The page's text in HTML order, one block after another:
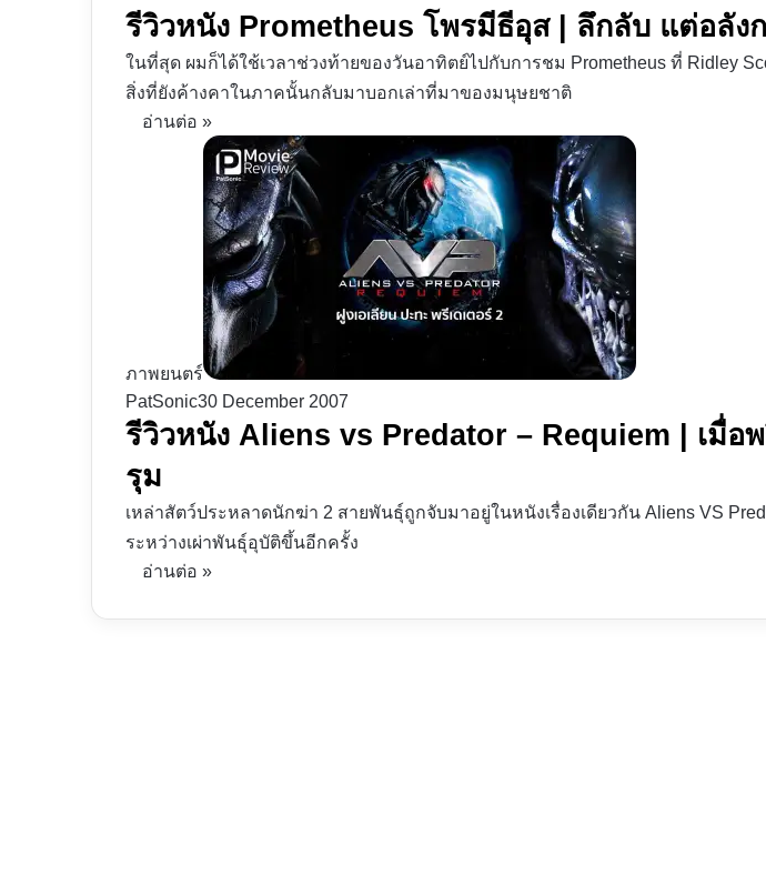
รีวิวหนัง Prometheus โพรมีธีอุส | ลึกลับ แต่อลัง
ในที่สุด ผมก็ได้ใช้เวลาช่วงท้ายของวันอาทิตย์ไปกับการชม Prometheus ที่ Ridley
สิ่งที่ยังค้างคาในภาคนั้นกลับมาบอกเล่าที่มาของมนุษยชาติ
อ่านต่อ »
ภาพยนตร์
PatSonic30 December 2007
รีวิวหนัง Aliens vs Predator – Requiem | เมื่อ
รุม
เหล่าสัตว์ประหลาดนักฆ่า 2 สายพันธุ์ถูกจับมาอยู่ในหนังเรื่องเดียวกัน Aliens VS
ระหว่างเผ่าพันธุ์อุบัติขึ้นอีกครั้ง
อ่านต่อ »